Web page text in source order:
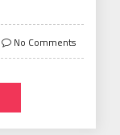
No Comments